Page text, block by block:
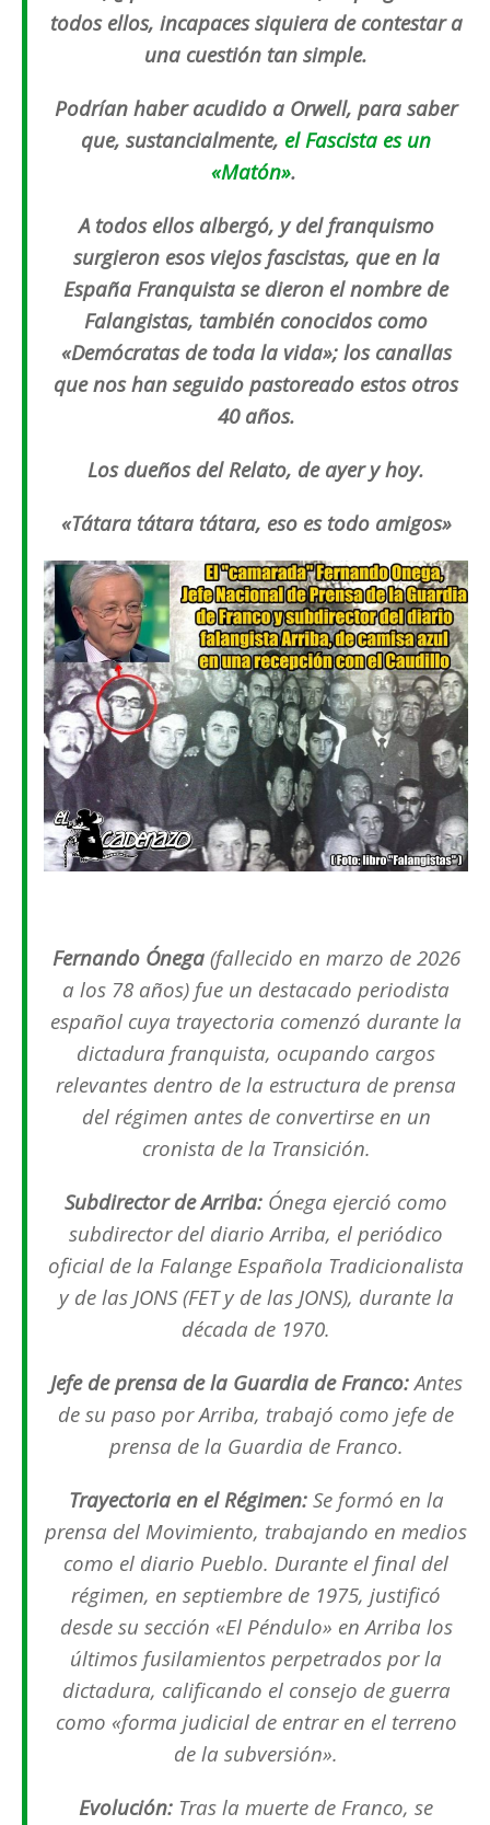
todos ellos, incapaces siquiera de contestar a
una cuestión tan simple.
Podrían haber acudido a Orwell, para saber
que, sustancialmente, el Fascista es un
«Matón».
A todos ellos albergó, y del franquismo
surgieron esos viejos fascistas, que en la
España Franquista se dieron el nombre de
Falangistas, también conocidos como
«Demócratas de toda la vida»; los canallas
que nos han seguido pastoreado estos otros
40 años.
Los dueños del Relato, de ayer y hoy.
«Tátara tátara tátara, eso es todo amigos»
Fernando Ónega(fallecido en marzo de 2026
a los 78 años) fue un destacado periodista
español cuya trayectoria comenzó durante la
dictadura franquista, ocupando cargos
relevantes dentro de la estructura de prensa
del régimen antes de convertirse en un
cronista de la Transición.
Subdirector deArriba: Ónega ejerció como
subdirector del diarioArriba, el periódico
oficial de la Falange Española Tradicionalista
y de las JONS (FET y de las JONS), durante la
década de 1970.
Jefe de prensa de la Guardia de Franco:Antes
de su paso porArriba, trabajó como jefe de
prensa de la Guardia de Franco.
Trayectoria en el Régimen:Se formó en la
prensa del Movimiento, trabajando en medios
como el diario Pueblo. Durante el final del
régimen, en septiembre de 1975, justificó
desde su sección «El Péndulo» enArriba los
últimos fusilamientos perpetrados por la
dictadura, calificando el consejo de guerra
como «forma judicial de entrar en el terreno
de la subversión».
Evolución: Tras la muerte de Franco, se